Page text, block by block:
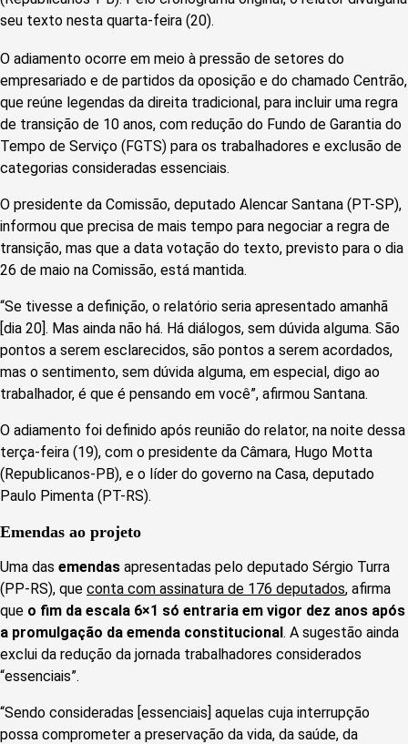
seu texto nesta quarta-feira (20).
O adiamento ocorre em meio à pressão de setores do
empresariado e de partidos da oposição e do chamado Centrão,
que reúne legendas da direita tradicional, para incluir uma regra
de transição de 10 anos, com redução do Fundo de Garantia do
Tempo de Serviço (FGTS) para os trabalhadores e exclusão de
categorias consideradas essenciais.
O presidente da Comissão, deputado Alencar Santana (PT-SP),
informou que precisa de mais tempo para negociar a regra de
transição, mas que a data votação do texto, previsto para o dia
26 de maio na Comissão, está mantida.
“Se tivesse a definição, o relatório seria apresentado amanhã
[dia 20]. Mas ainda não há. Há diálogos, sem dúvida alguma. São
pontos a serem esclarecidos, são pontos a serem acordados,
mas o sentimento, sem dúvida alguma, em especial, digo ao
trabalhador, é que é pensando em você”, afirmou Santana.
O adiamento foi definido após reunião do relator, na noite dessa
terça-feira (19), com o presidente da Câmara, Hugo Motta
(Republicanos-PB), e o líder do governo na Casa, deputado
Paulo Pimenta (PT-RS).
Emendas ao projeto
Uma das emendas apresentadas pelo deputado Sérgio Turra
(PP-RS), que conta com assinatura de 176 deputados, afirma
que o fim da escala 6×1 só entraria em vigor dez anos após
a promulgação da emenda constitucional. A sugestão ainda
exclui da redução da jornada trabalhadores considerados
“essenciais”.
“Sendo consideradas [essenciais] aquelas cuja interrupção
possa comprometer a preservação da vida, da saúde, da